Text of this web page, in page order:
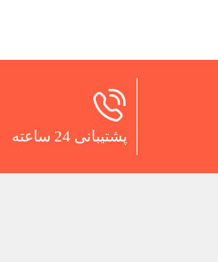
پشتیبانی 24 ساعته